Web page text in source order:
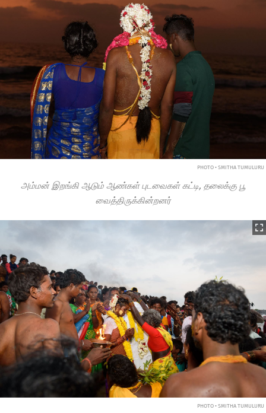
PHOTO • SMITHA TUMULURU
அம்மன் இறங்கி ஆடும் ஆண்கள் புடவைகள் கட்டி, தலைக்கு பூ
வைத்திருக்கின்றனர்
PHOTO • SMITHA TUMULURU